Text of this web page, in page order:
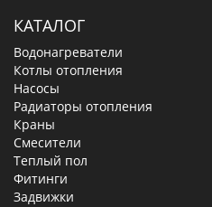
КАТАЛОГ
Водонагреватели
Котлы отопления
Насосы
Радиаторы отопления
Краны
Смесители
Теплый пол
Фитинги
Задвижки